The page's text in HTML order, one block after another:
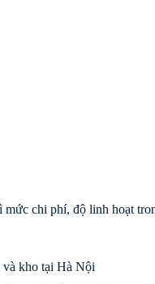
mức chi phí, độ linh hoạt
và kho tại Hà Nội